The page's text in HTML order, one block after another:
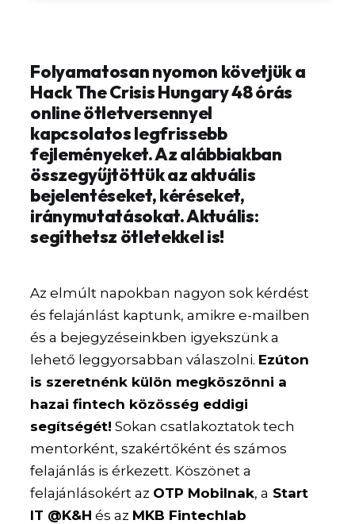
Folyamatosan nyomon követjük a
Hack The Crisis Hungary 48 órás
online ötletversennyel
kapcsolatos legfrissebb
fejleményeket. Az alábbiakban
összegyűjtöttük az aktuális
bejelentéseket, kéréseket,
iránymutatásokat. Aktuális:
segíthetsz ötletekkel is!
Az elmúlt napokban nagyon sok kérdést
és felajánlást kaptunk, amikre e-mailben
és a bejegyzéseinkben igyekszünk a
lehető leggyorsabban válaszolni. Ezúton
is szeretnénk külön megköszönni a
hazai fintech közösség eddigi
segítségét! Sokan csatlakoztatok tech
mentorként, szakértőként és számos
felajánlás is érkezett. Köszönet a
felajánlásokért az OTP Mobilnak, a Start
IT @K&H és az MKB Fintechlab